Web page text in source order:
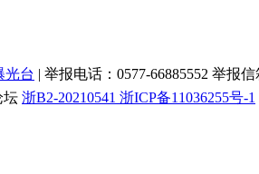
光台 | 举报电话：0577-66885552 举报信
坛 浙B2-20210541 浙ICP备11036255号-1